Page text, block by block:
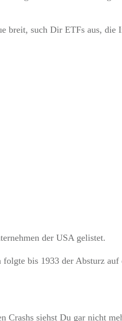
breit, such Dir ETFs aus, die
der USA gelistet.
folgte bis 1933 der Absturz auf
Crashs siehst Du gar nicht